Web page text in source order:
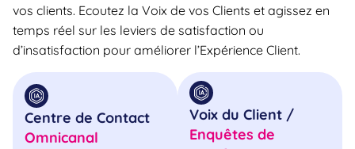
vos clients. Ecoutez la Voix de vos Clients et agissez en
temps réel sur les leviers de satisfaction ou
d’insatisfaction pour améliorer l’Expérience Client.
Centre de Contact
Omnicanal
Voix du Client /
Enquêtes de